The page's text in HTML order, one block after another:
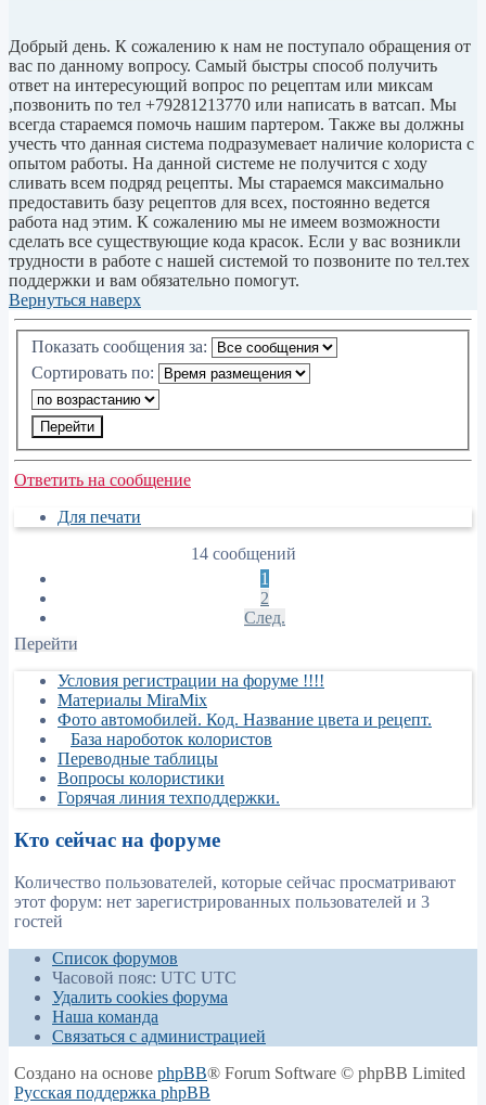
Добрый день. К сожалению к нам не поступало обращения от
вас по данному вопросу. Самый быстры способ получить
ответ на интересующий вопрос по рецептам или миксам
,позвонить по тел +79281213770 или написать в ватсап. Мы
всегда стараемся помочь нашим партером. Также вы должны
учесть что данная система подразумевает наличие колориста с
опытом работы. На данной системе не получится с ходу
сливать всем подряд рецепты. Мы стараемся максимально
предоставить базу рецептов для всех, постоянно ведется
работа над этим. К сожалению мы не имеем возможности
сделать все существующие кода красок. Если у вас возникли
трудности в работе с нашей системой то позвоните по тел.тех
поддержки и вам обязательно помогут.
Вернуться наверх
Показать сообщения за:
Сортировать по:
Ответить на сообщение
Для печати
14 сообщений
1
2
След.
Перейти
Условия регистрации на форуме !!!!
Материалы MiraMix
Фото автомобилей. Код. Название цвета и рецепт.
База нароботок колористов
Переводные таблицы
Вопросы колористики
Горячая линия техподдержки.
Кто сейчас на форуме
Количество пользователей, которые сейчас просматривают
этот форум: нет зарегистрированных пользователей и 3
гостей
Список форумов
Часовой пояс: UTC UTC
Удалить cookies форума
Наша команда
Связаться с администрацией
Создано на основе phpBB® Forum Software © phpBB Limited
Русская поддержка phpBB